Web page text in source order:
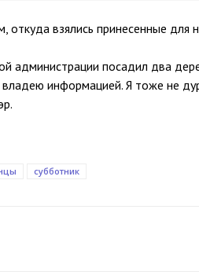
откуда взялись принесенные для
администрации посадил два
владею информацией. Я тоже не
субботник